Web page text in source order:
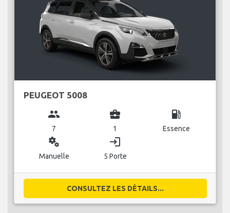
PEUGEOT 5008
group
7
business_center
1
local_gas_station
Essence
miscellaneous_services
Manuelle
login
5 Porte
CONSULTEZ LES DÉTAILS...